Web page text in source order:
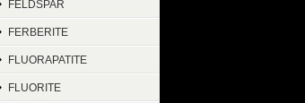
FELDSPAR
FERBERITE
FLUORAPATITE
FLUORITE